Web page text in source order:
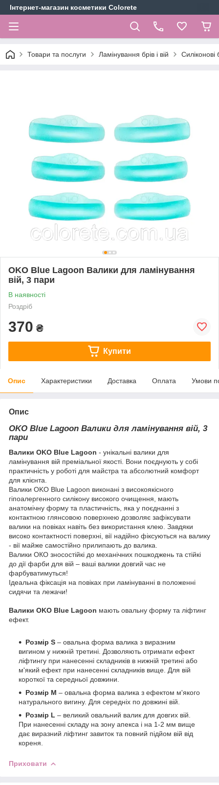
Інтернет-магазин косметики Colorete
Товари та послуги Ламінування брів і вій Силіконові
OKO Blue Lagoon Валики для ламінування
вій, 3 пари
В наявності
Роздріб
370 ₴
Купити
Опис Характеристики Доставка Оплата Умови
Опис
OKO Blue Lagoon Валики для ламінування вій, 3
пари
Валики OKO Blue Lagoon - унікальні валики для
ламінування вій преміальної якості. Вони поєднують у собі
практичність у роботі для майстра та абсолютний комфорт
для клієнта.
Валики OKO Blue Lagoon виконані з високоякісного
гіпоалергенного силікону високого очищення, мають
анатомічну форму та пластичність, яка у поєднанні з
контактною глянсовою поверхнею дозволяє зафіксувати
валики на повіках навіть без використання клею. Завдяки
високо контактності поверхні, вії надійно фіксуються на валику
- вії майже самостійно прилипають до валика.
Валики ОКО зносостійкі до механічних пошкоджень та стійкі
до дії фарби для вій – ваші валики довгий час не
фарбуватимуться!
Ідеальна фіксація на повіках при ламінуванні в положенні
сидячи та лежачи!
Валики OKO Blue Lagoon мають овальну форму та ліфтинг
ефект.
Розмір S – овальна форма валика з виразним
вигином у нижній третині. Дозволяють отримати ефект
ліфтингу при нанесенні складників в нижній третині або
м'який ефект при нанесенні складників вище. Для вій
короткої та середньої довжини.
Розмір M – овальна форма валика з ефектом м'якого
натурального вигину. Для середніх по довжині вій.
Розмір L – великий овальний валик для довгих вій.
При нанесенні складу на зону апекса і на 1-2 мм вище
дає виразний ліфтинг завиток та повний підйом вій від
кореня.
Приховати